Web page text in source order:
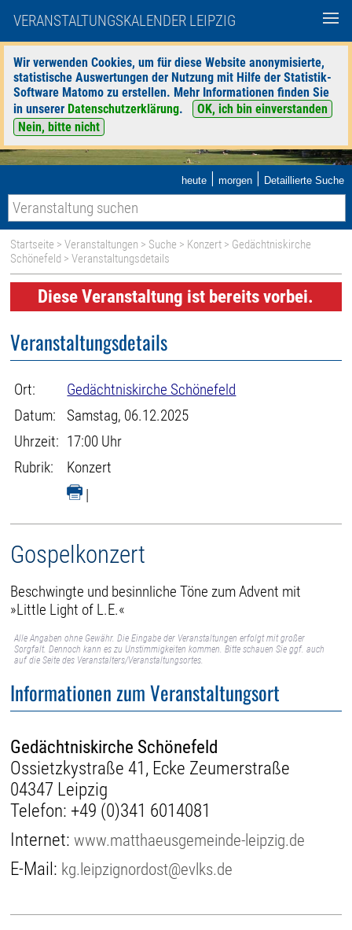
VERANSTALTUNGSKALENDER LEIPZIG
Wir verwenden Cookies, um für diese Website anonymisierte,
statistische Auswertungen der Nutzung mit Hilfe der Statistik-
Software Matomo zu erstellen. Mehr Informationen finden Sie
in unserer Datenschutzerklärung.
OK, ich bin einverstanden
Nein, bitte nicht
heute | morgen | Detaillierte Suche
Startseite >Veranstaltungen > Suche > Konzert > Gedächtniskirche
Schönefeld > Veranstaltungsdetails
Diese Veranstaltung ist bereits vorbei.
Veranstaltungsdetails
Ort:
Gedächtniskirche Schönefeld
Datum:
Samstag, 06.12.2025
Uhrzeit: 17:00 Uhr
Rubrik:
Konzert
|
Gospelkonzert
Beschwingte und besinnliche Töne zum Advent mit
»Little Light of L.E.«
Alle Angaben ohne Gewähr. Die Eingabe der Veranstaltungen erfolgt mit großer
Sorgfalt. Dennoch kann es zu Unstimmigkeiten kommen. Bitte schauen Sie ggf. auch
auf die Seite des Veranstalters/Veranstaltungsortes.
Informationen zum Veranstaltungsort
Gedächtniskirche Schönefeld
Ossietzkystraße 41, Ecke Zeumerstraße
04347 Leipzig
Telefon: +49 (0)341 6014081
Internet:www.matthaeusgemeinde-leipzig.de
E-Mail: kg.leipzignordost@evlks.de